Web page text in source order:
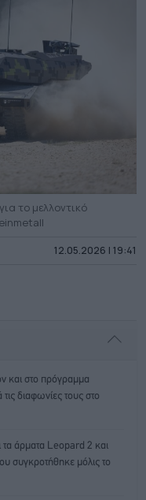
το μελλοντικό
12.05.2026 | 19:41
και στο πρόγραμμα
διαφωνίες τους στο
τα άρματα Leopard 2 και
συγκροτήθηκε μόλις το